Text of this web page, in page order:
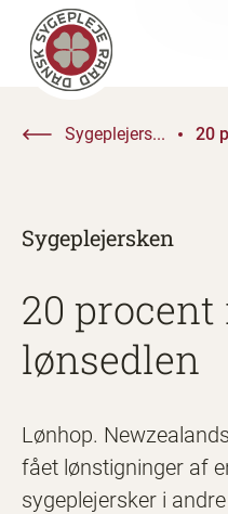
Sygeplejers... 20
Sygeplejersken
20 procent
lønsedlen
Lønhop.
fået lønstigninger af
sygeplejersker i